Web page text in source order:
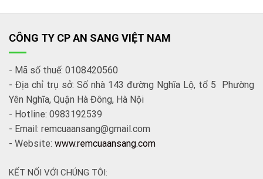
CÔNG TY CP AN SANG VIỆT NAM
- Mã số thuế: 0108420560
- Địa chỉ trụ sở: Số nhà 143 đường Nghĩa Lộ, tổ 5 Phường
Yên Nghĩa, Quận Hà Đông, Hà Nội
- Hotline: 0983192539
- Email: remcuaansang@gmail.com
- Website: www.remcuaansang.com
KẾT NỐI VỚI CHÚNG TÔI: